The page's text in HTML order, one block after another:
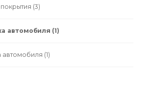
(3)
автомобиля (1)
автомобиля (1)